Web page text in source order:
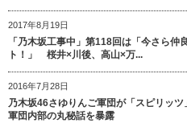
2017年8月19日
「乃木坂工事中」第118回は「今さら仲
ト！」 桜井×川後、高山×万...
2016年7月28日
乃木坂46さゆりんご軍団が「スピリッ
軍団内部の丸秘話を暴露